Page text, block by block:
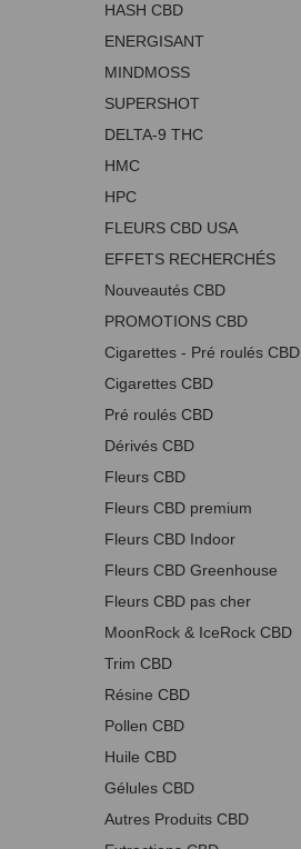
HASH CBD
ENERGISANT
MINDMOSS
SUPERSHOT
DELTA-9 THC
HMC
HPC
FLEURS CBD USA
EFFETS RECHERCHÉS
Nouveautés CBD
PROMOTIONS CBD
Cigarettes - Pré roulés CBD
Cigarettes CBD
Pré roulés CBD
Dérivés CBD
Fleurs CBD
Fleurs CBD premium
Fleurs CBD Indoor
Fleurs CBD Greenhouse
Fleurs CBD pas cher
MoonRock & IceRock CBD
Trim CBD
Résine CBD
Pollen CBD
Huile CBD
Gélules CBD
Autres Produits CBD